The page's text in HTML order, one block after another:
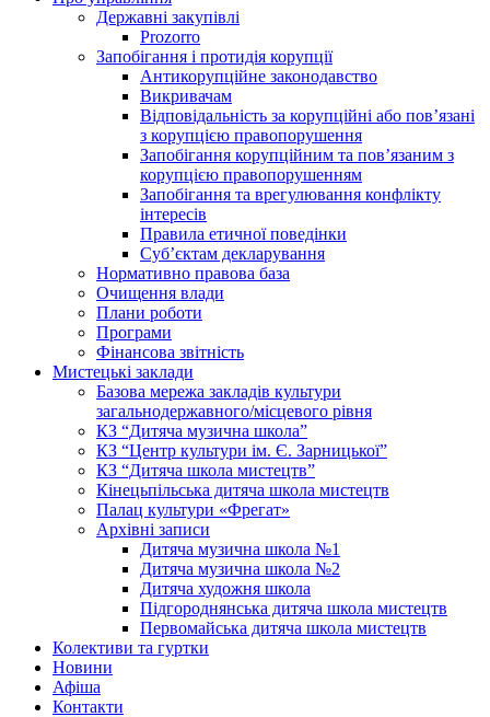
Державні закупівлі
Prozorro
Запобігання і протидія корупції
Антикорупційне законодавство
Викривачам
Відповідальність за корупційні або пов’язані
з корупцією правопорушення
Запобігання корупційним та пов’язаним з
корупцією правопорушенням
Запобігання та врегулювання конфлікту
інтересів
Правила етичної поведінки
Суб’єктам декларування
Нормативно правова база
Очищення влади
Плани роботи
Програми
Фінансова звітність
Мистецькі заклади
Базова мережа закладів культури
загальнодержавного/місцевого рівня
КЗ “Дитяча музична школа”
КЗ “Центр культури ім. Є. Зарницької”
КЗ “Дитяча школа мистецтв”
Кінецьпільська дитяча школа мистецтв
Палац культури «Фрегат»
Архівні записи
Дитяча музична школа №1
Дитяча музична школа №2
Дитяча художня школа
Підгороднянська дитяча школа мистецтв
Первомайська дитяча школа мистецтв
Колективи та гуртки
Новини
Афіша
Контакти